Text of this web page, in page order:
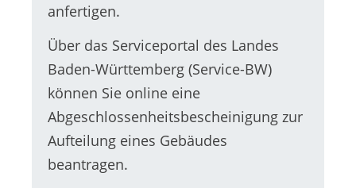
anfertigen.
Über das Serviceportal des Landes
Baden-Württemberg (Service-BW)
können Sie online eine
Abgeschlossenheitsbescheinigung zur
Aufteilung eines Gebäudes
beantragen.